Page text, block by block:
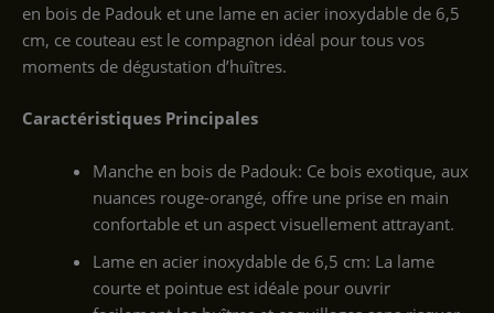
en bois de Padouk et une lame en acier inoxydable de 6,5
cm, ce couteau est le compagnon idéal pour tous vos
moments de dégustation d’huîtres.
Caractéristiques Principales
Manche en bois de Padouk: Ce bois exotique, aux
nuances rouge-orangé, offre une prise en main
confortable et un aspect visuellement attrayant.
Lame en acier inoxydable de 6,5 cm: La lame
courte et pointue est idéale pour ouvrir